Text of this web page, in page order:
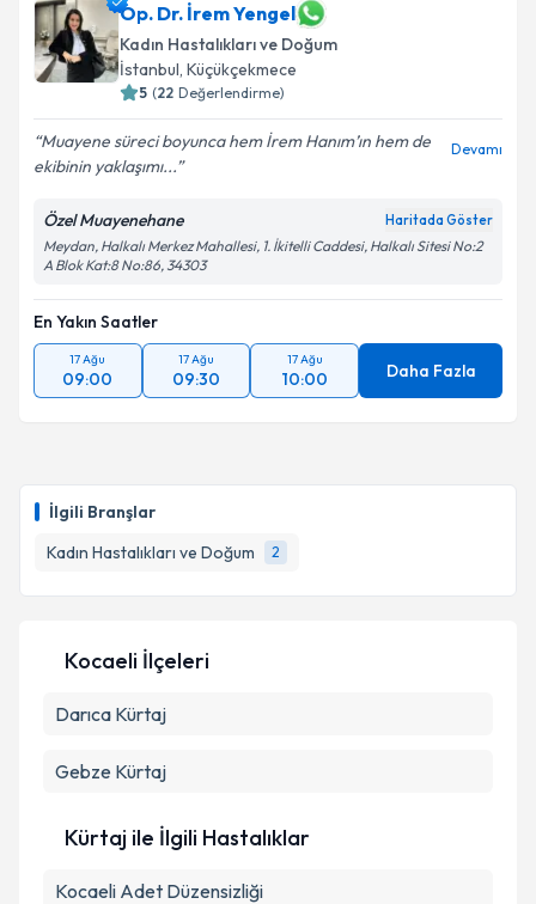
İlgili Branşlar
Kadın Hastalıkları ve Doğum
2
Op. Dr. İrem Yengel
Kadın Hastalıkları ve Doğum
İstanbul, Küçükçekmece
5 (22 Değerlendirme)
Muayene süreci boyunca hem İrem Hanım’ın hem de
ekibinin yaklaşımı...
Devamı
Özel Muayenehane Haritada Göster
Meydan, Halkalı Merkez Mahallesi, 1. İkitelli Caddesi, Halkalı Sitesi No:2
A Blok Kat:8 No:86, 34303
En Yakın Saatler
17 Ağu
09:00
17 Ağu
09:30
17 Ağu
10:00 Daha Fazla
Kocaeli İlçeleri
Darıca Kürtaj
Gebze Kürtaj
Kürtaj ile İlgili Hastalıklar
Kocaeli Adet Düzensizliği